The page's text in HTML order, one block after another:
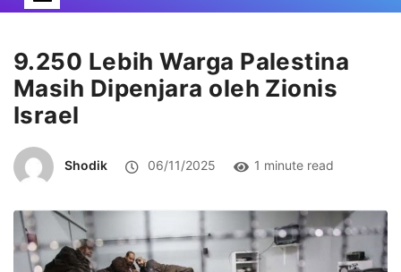
9.250 Lebih Warga Palestina
Masih Dipenjara oleh Zionis
Israel
Shodik 06/11/2025 1 minute read